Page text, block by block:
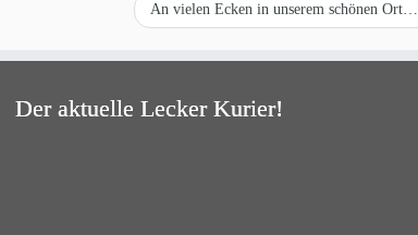
An vielen Ecken in unserem schönen Ort…
Der aktuelle Lecker Kurier!